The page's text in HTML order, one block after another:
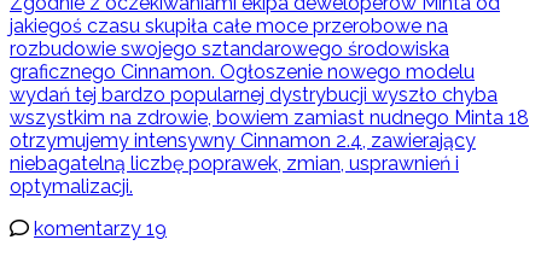
jakiegoś czasu skupiła całe moce przerobowe na
rozbudowie swojego sztandarowego środowiska
graficznego Cinnamon. Ogłoszenie nowego modelu
wydań tej bardzo popularnej dystrybucji wyszło chyba
wszystkim na zdrowie, bowiem zamiast nudnego Minta 18
otrzymujemy intensywny Cinnamon 2.4, zawierający
niebagatelną liczbę poprawek, zmian, usprawnień i
optymalizacji.
komentarzy 19